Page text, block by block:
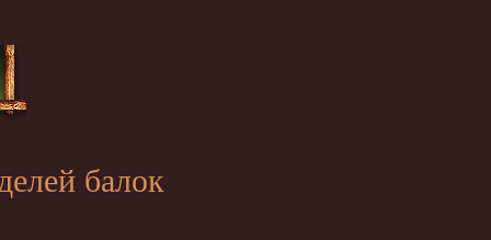
балок